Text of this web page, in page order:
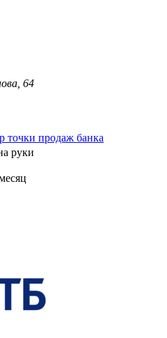
64
точки продаж банка
руки